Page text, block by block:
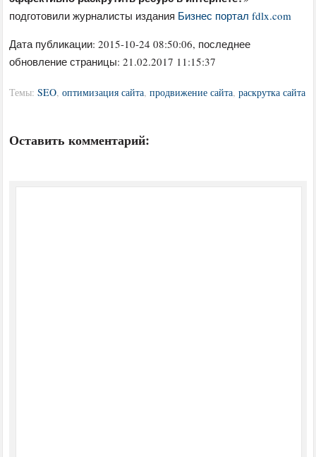
подготовили журналисты издания Бизнес портал fdlx.com
Дата публикации:2015-10-24 08:50:06, последнее
обновление страницы: 21.02.2017 11:15:37
Темы:SEO,оптимизация сайта,продвижение сайта,раскрутка сайта
Оставить комментарий: